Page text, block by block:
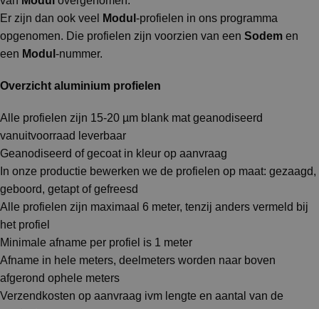
Er zijn dan ook veel
Modul -profielen in ons programma
opgenomen. Die profielen zijn voorzien van een Sodem en
een Modul -nummer.
Overzicht aluminium profielen
Alle profielen zijn 15-20 µm blank mat geanodiseerd
vanuitvoorraad leverbaar
Geanodiseerd of gecoat in kleur op aanvraag
In onze productie bewerken we de profielen op maat: gezaagd,
geboord, getapt of gefreesd
Alle profielen zijn maximaal 6 meter, tenzij anders vermeld bij
het profiel
Minimale afname per profiel is 1 meter
Afname in hele meters, deelmeters worden naar boven
afgerond ophele meters
Verzendkosten op aanvraag ivm lengte en aantal van de